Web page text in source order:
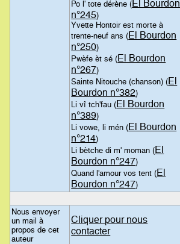
Po l' tote dérène (El Bourdon
n°245)
Yvette Hontoir est morte à
trente-neuf ans (El Bourdon
n°250)
Pwèfe èt sé (El Bourdon
n°267)
Sainte Nitouche (chanson) (El
Bourdon n°382)
Li vî tch'fau (El Bourdon
n°389)
Li vowe, li mén (El Bourdon
n°214)
Li bètche di m' moman (El
Bourdon n°247)
Quand l'amour vos tent (El
Bourdon n°247)
Nous envoyer
un mail à
propos de cet
auteur
Cliquer pour nous
contacter